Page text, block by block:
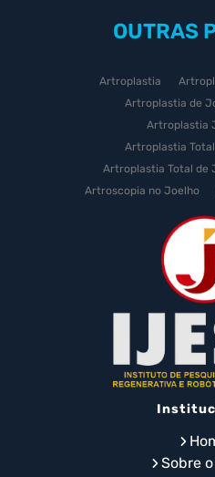
OUTRAS
Artroplastia
Artroplastia de
Artroplastia
Artroplastia
Artroplastia Total de
Artroscopia no Joelho
Artrose no
Artrose no Joelho
Celulas
Celula Tronco
Cirurgia
Cirurgia
Cirurgia Artrose
Cirurgia de
Cirurgia de
Cirurgia de Joelho
Sobre